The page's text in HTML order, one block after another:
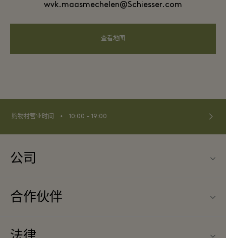
wvk.maasmechelen@Schiesser.com
查看地图
购物村营业时间 ⬩ 10:00 – 19:00
公司
关于Maasmechelen Village（马斯梅克林购物村）
合作伙伴